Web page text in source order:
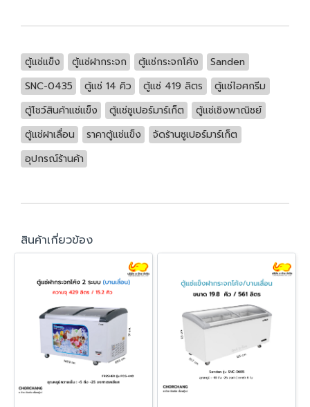
ตู้แช่แข็ง ตู้แช่ฝากระจก ตู้แช่กระจกโค้ง
Sanden
SNC-0435
ตู้แช่ 14 คิว ตู้แช่ 419 ลิตร
ตู้แช่ไอศกรีม
ตู้โชว์สินค้าแช่แข็ง
ตู้แช่ซูเปอร์มาร์เก็ต
ตู้แช่เชิงพาณิชย์
ตู้แช่ฝาเลื่อน
ราคาตู้แช่แข็ง
จัดร้านซูเปอร์มาร์เก็ต
อุปกรณ์ร้านค้า
สินค้าเกี่ยวข้อง